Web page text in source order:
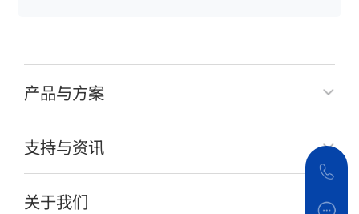
产品与方案
支持与资讯
关于我们